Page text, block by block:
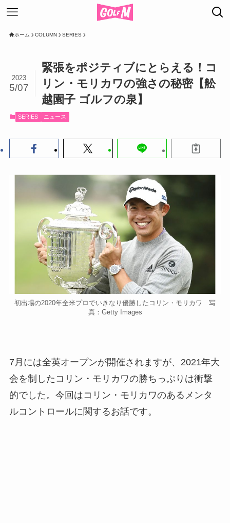
ホーム COLUMN SERIES
緊張をポジティブにとらえる！コ
リン・モリカワの強さの秘密【舩
越園子 ゴルフの泉】
2023
5/07
SERIES ニュース
初出場の2020年全米プロでいきなり優勝したコリン・モリカワ 写
真：Getty Images
7月には全英オープンが開催されますが、2021年大
会を制したコリン・モリカワの勝ちっぷりは衝撃
的でした。今回はコリン・モリカワのあるメンタ
ルコントロールに関するお話です。